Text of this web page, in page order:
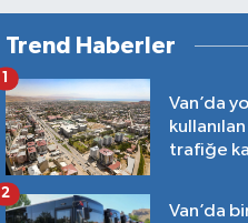
Trend Haberler
Van’da
trafiğe
1
Van’da
2